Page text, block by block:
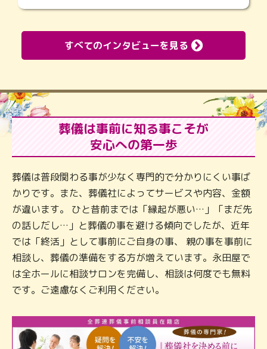
すべてのインタビューを見る
葬儀は事前に知る事こそが
安心への第一歩
葬儀は普段関わる事が少なく専門的で分かりにくい事ば
かりです。また、葬儀社によってサービスや内容、金額
が違います。 ひと昔前までは「縁起が悪い…」「まだ先
の話しだし…」と葬儀の事を避ける傾向でしたが、近年
では「終活」として事前にご自身の事、 親の事を事前に
相談し、葬儀の準備をする方が増えています。永田屋で
は全ホールに相談サロンを完備し、相談は何度でも無料
です。ご遠慮なくご利用ください。